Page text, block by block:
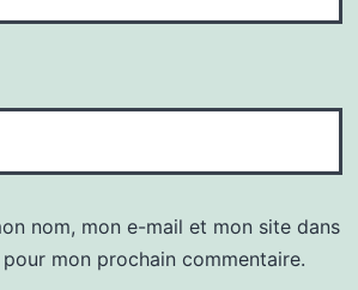
nom, mon e-mail et mon site dans
mon prochain commentaire.